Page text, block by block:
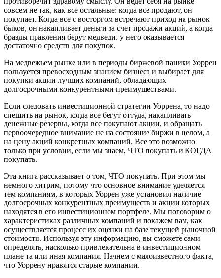
совсем не так, как все остальные: когда все продают, он
покупает. Когда все с восторгом встречают приход на рынок
быков, он накапливает деньги за счет продажи акций, а когда
бразды правления берут медведи, у него оказывается
достаточно средств для покупок.
На медвежьем рынке или в периоды биржевой паники Уоррен
пользуется превосходным знанием бизнеса и выбирает для
покупки акции лучших компаний, обладающих
долгосрочными конкурентными преимуществами.
Если следовать инвестиционной стратегии Уоррена, то надо
спешить на рынок, когда все бегут оттуда, накапливать
денежные резервы, когда все покупают акции, и обращать
первоочередное внимание не на состояние биржи в целом, а
на цену акций конкретных компаний. Все это возможно
только при условии, если мы знаем, ЧТО покупать и КОГДА
покупать.
Эта книга рассказывает о том, ЧТО покупать. При этом мы
немного хитрим, потому что основное внимание уделяется
тем компаниям, в которых Уоррен уже установил наличие
долгосрочных конкурентных преимуществ и акции которых
находятся в его инвестиционном портфеле. Мы поговорим о
характеристиках различных компаний и покажем вам, как
осуществляется процесс их оценки на базе текущей рыночной
стоимости. Используя эту информацию, вы сможете сами
определять, насколько привлекательна в инвестиционном
плане та или иная компания. Начнем с малоизвестного факта,
что Уоррену нравятся старые компании.